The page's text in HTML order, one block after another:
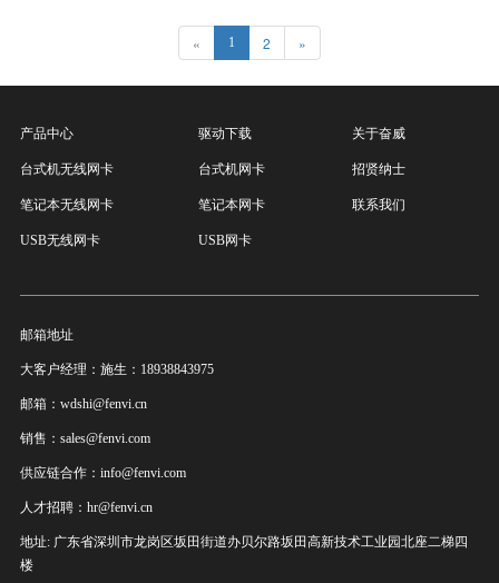
« 1 2 »
产品中心
台式机无线网卡
笔记本无线网卡
USB无线网卡
驱动下载
台式机网卡
笔记本网卡
USB网卡
关于奋威
招贤纳士
联系我们
邮箱地址
大客户经理：施生：18938843975
邮箱：wdshi@fenvi.cn
销售：sales@fenvi.com
供应链合作：info@fenvi.com
人才招聘：hr@fenvi.cn
地址: 广东省深圳市龙岗区坂田街道办贝尔路坂田高新技术工业园北座二梯四
楼